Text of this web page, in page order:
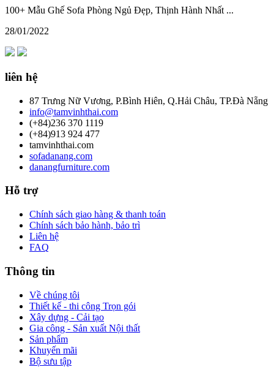
100+ Mẫu Ghế Sofa Phòng Ngủ Đẹp, Thịnh Hành Nhất ...
28/01/2022
liên hệ
87 Trưng Nữ Vương, P.Bình Hiên, Q.Hải Châu, TP.Đà Nẵng
info@tamvinhthai.com
(+84)236 370 1119
(+84)913 924 477
tamvinhthai.com
sofadanang.com
danangfurniture.com
Hỗ trợ
Chính sách giao hàng & thanh toán
Chính sách bảo hành, bảo trì
Liên hệ
FAQ
Thông tin
Về chúng tôi
Thiết kế - thi công Trọn gói
Xây dựng - Cải tạo
Gia công - Sản xuất Nội thất
Sản phẩm
Khuyến mãi
Bộ sưu tập